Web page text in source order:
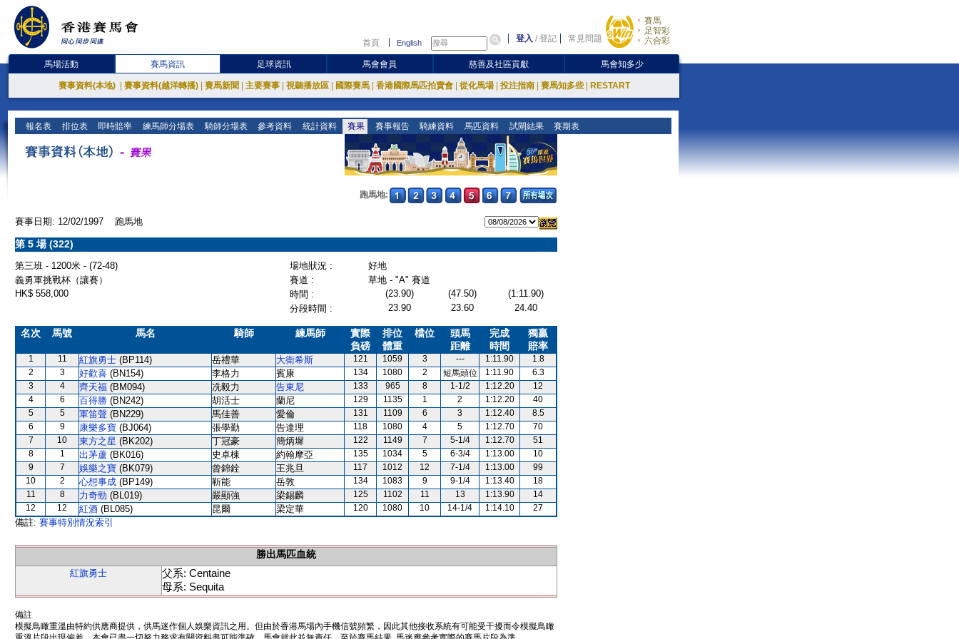
首頁 English 登入 /登記 常見問題
賽馬
足智彩
六合彩
馬場活動 賽馬資訊 足球資訊 馬會會員 慈善及社區貢獻 馬會知多少
賽事資料(本地) 賽事資料(越洋轉播) 賽馬新聞 主要賽事 視聽播放區 國際賽馬 香港國際馬匹拍賣會 從化馬場 投注指南 賽馬知多些 RESTART
報名表 排位表 即時賠率 練馬師分場表 騎師分場表 參考資料 統計資料 賽果 賽事報告 騎練資料 馬匹資料 試閘結果 賽期表
跑馬地:
賽事日期: 12/02/1997 跑馬地
第 5 場 (322)
第三班 - 1200米 - (72-48) 場地狀況 :
好地
義勇軍挑戰杯（讓賽）
賽道 :
草地 - "A" 賽道
HK$ 558,000
時間 : (23.90) (47.50)
(1:11.90)
分段時間 :
23.90 23.60 24.40
名次 馬號 馬名 騎師 練馬師
實際
負磅
排位
體重
檔位
頭馬
距離
完成
時間
獨贏
賠率
1 11 紅旗勇士 (BP114) 岳禮華 大衛希斯 121 1059 3 --- 1:11.90
1.8
2
3 好歡喜 (BN154) 李格力 賓康 134 1080 2 短馬頭位 1:11.90
6.3
3
4 齊天福 (BM094) 冼毅力 告東尼 133 965 8 1-1/2 1:12.20
12
4
6 百得勝 (BN242) 胡活士 蘭尼 129 1135 1 2 1:12.20
40
5
5 軍笛聲 (BN229) 馬佳善 愛倫 131 1109 6 3 1:12.40
8.5
6
9 康樂多寶 (BJ064) 張學勤 告達理 118 1080 4 5 1:12.70
70
7
10 東方之星 (BK202) 丁冠豪 簡炳墀 122 1149 7 5-1/4 1:12.70
51
8
1 出茅蘆 (BK016) 史卓棟 約翰摩亞 135 1034 5 6-3/4 1:13.00
10
9
7 娛樂之寶 (BK079) 曾錦銓 王兆旦 117 1012 12 7-1/4 1:13.00
99
10
2 心想事成 (BP149) 靳能 岳敦 134 1083 9 9-1/4 1:13.40
18
11
8 力奇勁 (BL019) 嚴顯強 梁錫麟 125 1102 11 13 1:13.90
14
12
12 紅酒 (BL085) 昆爾 梁定華 120 1080 10 14-1/4 1:14.10 27
備註: 賽事特別情況索引
勝出馬匹血統
紅旗勇士
父系: Centaine
母系: Sequita
備註
模擬鳥瞰重溫由特約供應商提供，供馬迷作個人娛樂資訊之用。但由於香港馬場內手機信號頻繁，因此其他接收系統有可能受干擾而令模擬鳥瞰